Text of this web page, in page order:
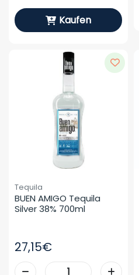
Kaufen
Tequila
BUEN AMIGO Tequila
Silver 38% 700ml
27,15€